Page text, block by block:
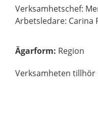
Verksamhetschef:
Arbetsledare: Carina
Ägarform: Region
Verksamheten tillhör